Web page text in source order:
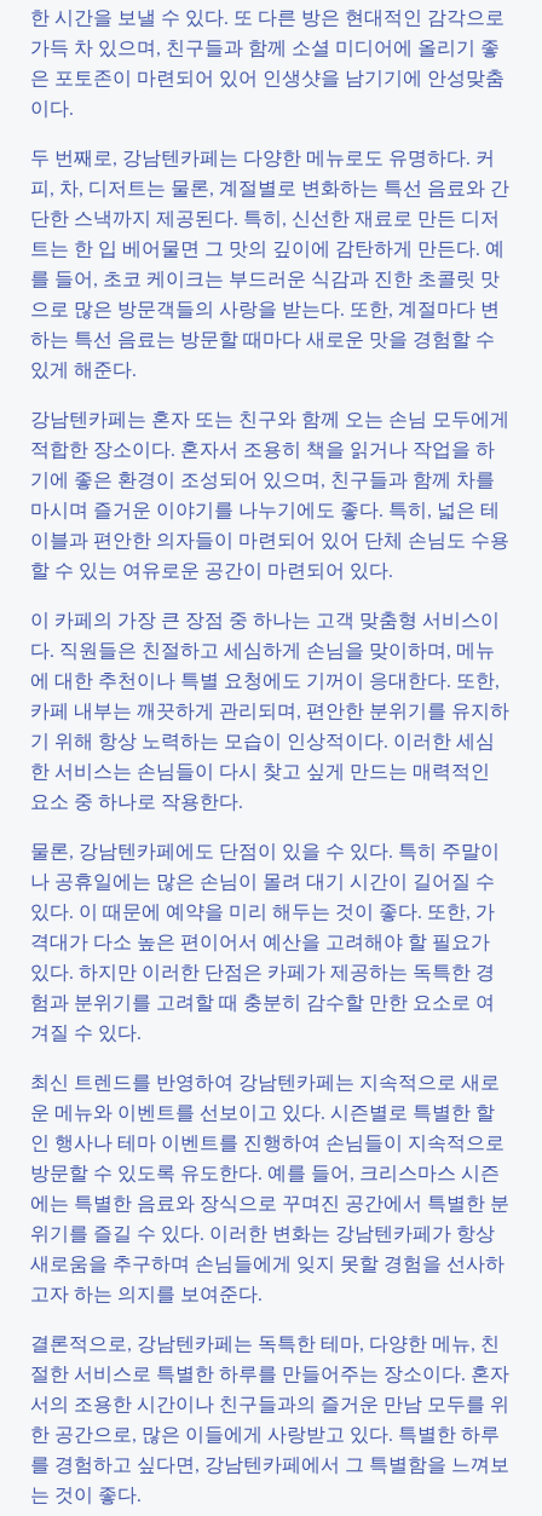
한 시간을 보낼 수 있다. 또 다른 방은 현대적인 감각으로
가득 차 있으며, 친구들과 함께 소셜 미디어에 올리기 좋
은 포토존이 마련되어 있어 인생샷을 남기기에 안성맞춤
이다.
두 번째로, 강남텐카페는 다양한 메뉴로도 유명하다. 커
피, 차, 디저트는 물론, 계절별로 변화하는 특선 음료와 간
단한 스낵까지 제공된다. 특히, 신선한 재료로 만든 디저
트는 한 입 베어물면 그 맛의 깊이에 감탄하게 만든다. 예
를 들어, 초코 케이크는 부드러운 식감과 진한 초콜릿 맛
으로 많은 방문객들의 사랑을 받는다. 또한, 계절마다 변
하는 특선 음료는 방문할 때마다 새로운 맛을 경험할 수
있게 해준다.
강남텐카페는 혼자 또는 친구와 함께 오는 손님 모두에게
적합한 장소이다. 혼자서 조용히 책을 읽거나 작업을 하
기에 좋은 환경이 조성되어 있으며, 친구들과 함께 차를
마시며 즐거운 이야기를 나누기에도 좋다. 특히, 넓은 테
이블과 편안한 의자들이 마련되어 있어 단체 손님도 수용
할 수 있는 여유로운 공간이 마련되어 있다.
이 카페의 가장 큰 장점 중 하나는 고객 맞춤형 서비스이
다. 직원들은 친절하고 세심하게 손님을 맞이하며, 메뉴
에 대한 추천이나 특별 요청에도 기꺼이 응대한다. 또한,
카페 내부는 깨끗하게 관리되며, 편안한 분위기를 유지하
기 위해 항상 노력하는 모습이 인상적이다. 이러한 세심
한 서비스는 손님들이 다시 찾고 싶게 만드는 매력적인
요소 중 하나로 작용한다.
물론, 강남텐카페에도 단점이 있을 수 있다. 특히 주말이
나 공휴일에는 많은 손님이 몰려 대기 시간이 길어질 수
있다. 이 때문에 예약을 미리 해두는 것이 좋다. 또한, 가
격대가 다소 높은 편이어서 예산을 고려해야 할 필요가
있다. 하지만 이러한 단점은 카페가 제공하는 독특한 경
험과 분위기를 고려할 때 충분히 감수할 만한 요소로 여
겨질 수 있다.
최신 트렌드를 반영하여 강남텐카페는 지속적으로 새로
운 메뉴와 이벤트를 선보이고 있다. 시즌별로 특별한 할
인 행사나 테마 이벤트를 진행하여 손님들이 지속적으로
방문할 수 있도록 유도한다. 예를 들어, 크리스마스 시즌
에는 특별한 음료와 장식으로 꾸며진 공간에서 특별한 분
위기를 즐길 수 있다. 이러한 변화는 강남텐카페가 항상
새로움을 추구하며 손님들에게 잊지 못할 경험을 선사하
고자 하는 의지를 보여준다.
결론적으로, 강남텐카페는 독특한 테마, 다양한 메뉴, 친
절한 서비스로 특별한 하루를 만들어주는 장소이다. 혼자
서의 조용한 시간이나 친구들과의 즐거운 만남 모두를 위
한 공간으로, 많은 이들에게 사랑받고 있다. 특별한 하루
를 경험하고 싶다면, 강남텐카페에서 그 특별함을 느껴보
는 것이 좋다.